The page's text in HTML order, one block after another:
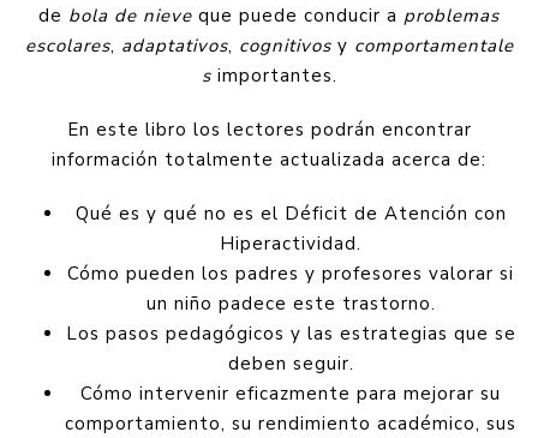
de bola de nieve que puede conducir a problemas
escolares, adaptativos, cognitivosy comportamentale
simportantes.
En este libro los lectores podrán encontrar
información totalmente actualizada acerca de:
Qué es y qué no es el Déficit de Atención con
Hiperactividad.
Cómo pueden los padres y profesores valorar si
un niño padece este trastorno.
Los pasos pedagógicos y las estrategias que se
deben seguir.
Cómo intervenir eficazmente para mejorar su
comportamiento, su rendimiento académico, sus